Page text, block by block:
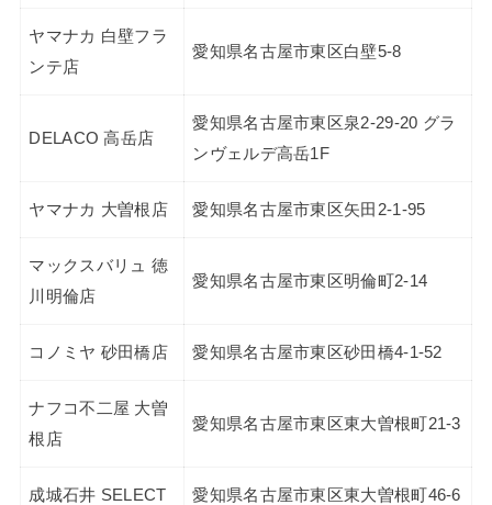
ヤマナカ 白壁フラ
ンテ店
愛知県名古屋市東区白壁5-8
DELACO 高岳店
愛知県名古屋市東区泉2-29-20 グラ
ンヴェルデ高岳1F
ヤマナカ 大曽根店 愛知県名古屋市東区矢田2-1-95
マックスバリュ 徳
川明倫店
愛知県名古屋市東区明倫町2-14
コノミヤ 砂田橋店 愛知県名古屋市東区砂田橋4-1-52
ナフコ不二屋 大曽
根店
愛知県名古屋市東区東大曽根町21-3
成城石井 SELECT
愛知県名古屋市東区東大曽根町46-6